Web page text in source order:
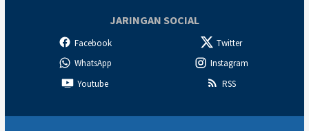
JARINGAN SOCIAL
Facebook
Twitter
WhatsApp
Instagram
Youtube
RSS